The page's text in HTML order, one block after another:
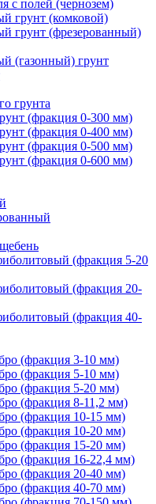
с полей (чернозем)
грунт (комковой)
грунт (фрезерованный)
(газонный) грунт
грунта
(фракция 0-300 мм)
(фракция 0-400 мм)
(фракция 0-500 мм)
(фракция 0-600 мм)
(фракция 5-20
(фракция 20-
(фракция 40-
(фракция 3-10 мм)
(фракция 5-10 мм)
(фракция 5-20 мм)
(фракция 8-11,2 мм)
(фракция 10-15 мм)
(фракция 10-20 мм)
(фракция 15-20 мм)
(фракция 16-22,4 мм)
(фракция 20-40 мм)
(фракция 40-70 мм)